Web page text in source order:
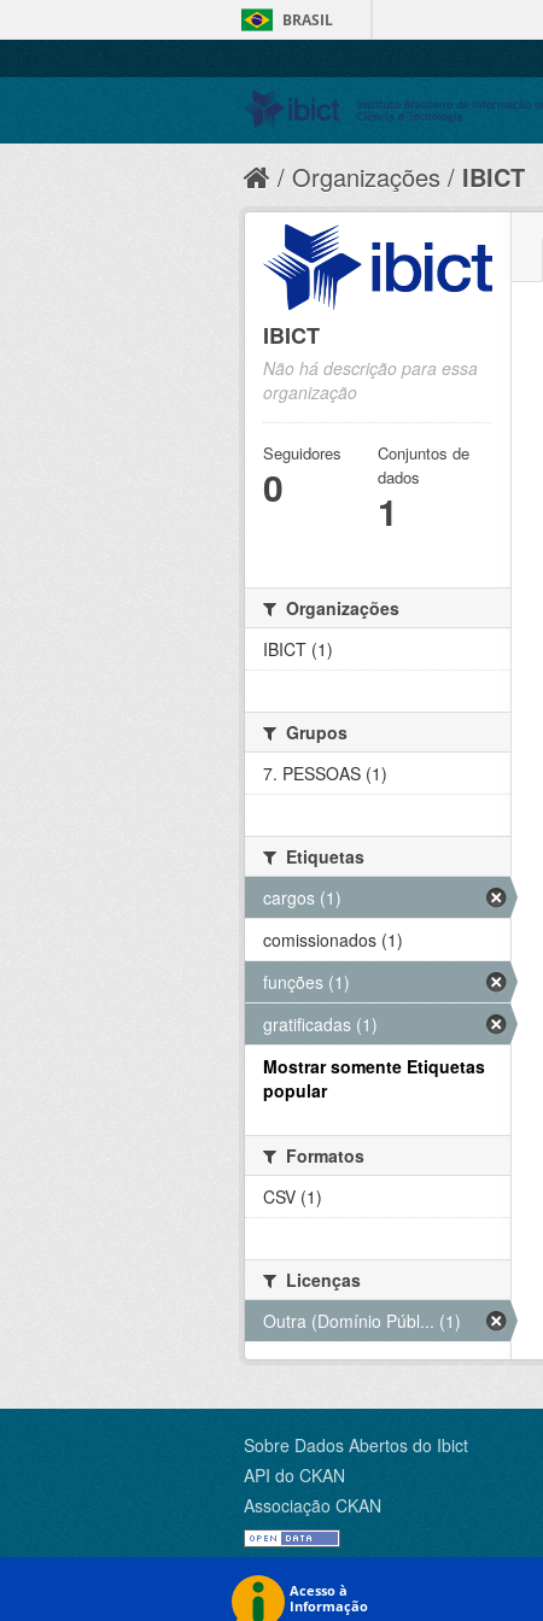
BRASIL
Organizações IBICT
IBICT
Não há descrição para essa
organização
Seguidores
0
Conjuntos de
dados
1
Organizações
IBICT (1)
Grupos
7. PESSOAS (1)
Etiquetas
cargos (1)
comissionados (1)
funções (1)
gratificadas (1)
Mostrar somente Etiquetas
popular
Formatos
CSV (1)
Licenças
Outra (Domínio Públ... (1)
Sobre Dados Abertos do Ibict
API do CKAN
Associação CKAN